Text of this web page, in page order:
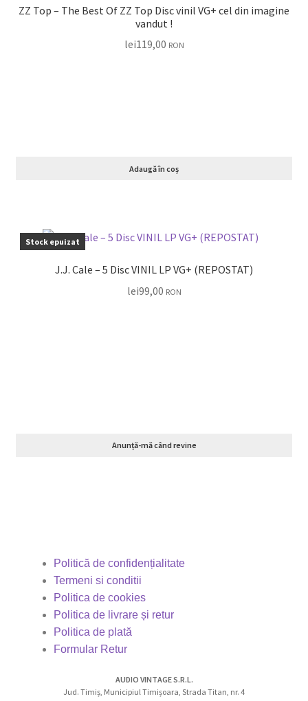
ZZ Top – The Best Of ZZ Top Disc vinil VG+ cel din imagine
vandut !
lei119,00 RON
Adaugă în coș
Stock epuizat
J.J. Cale – 5 Disc VINIL LP VG+ (REPOSTAT)
lei99,00 RON
Anunță-mă când revine
Politică de confidențialitate
Termeni si conditii
Politica de cookies
Politica de livrare și retur
Politica de plată
Formular Retur
AUDIO VINTAGE S.R.L.
Jud. Timiș, Municipiul Timișoara, Strada Titan, nr. 4